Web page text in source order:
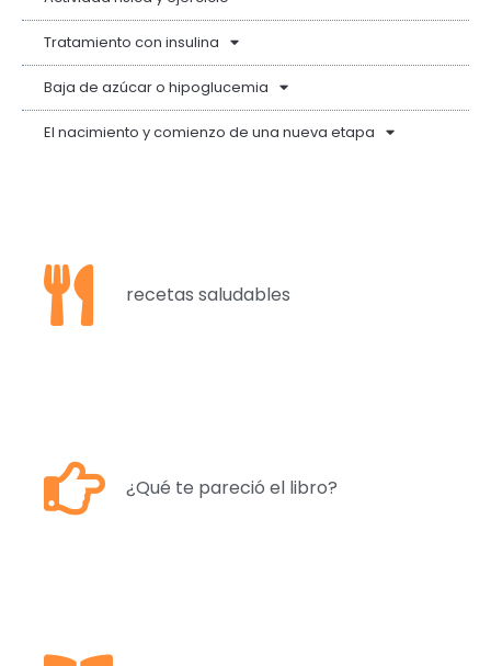
Tratamiento con insulina
Baja de azúcar o hipoglucemia
El nacimiento y comienzo de una nueva etapa
recetas saludables
¿Qué te pareció el libro?